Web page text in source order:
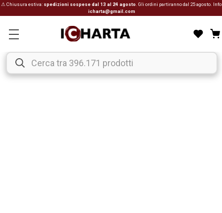
⚠ Chiusura estiva: spedizioni sospese dal 13 al 24 agosto . Gli ordini partiranno dal 25 agosto. Info:
icharta@gmail.com